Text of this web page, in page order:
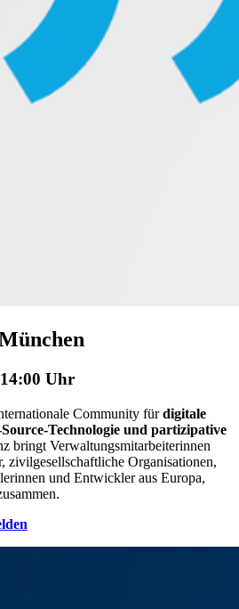
Uhr
Community fürdigitale
Technologie und partizipative
bringt Verwaltungsmitarbeiterinnen
zivilgesellschaftliche Organisationen,
und Entwickler aus Europa,